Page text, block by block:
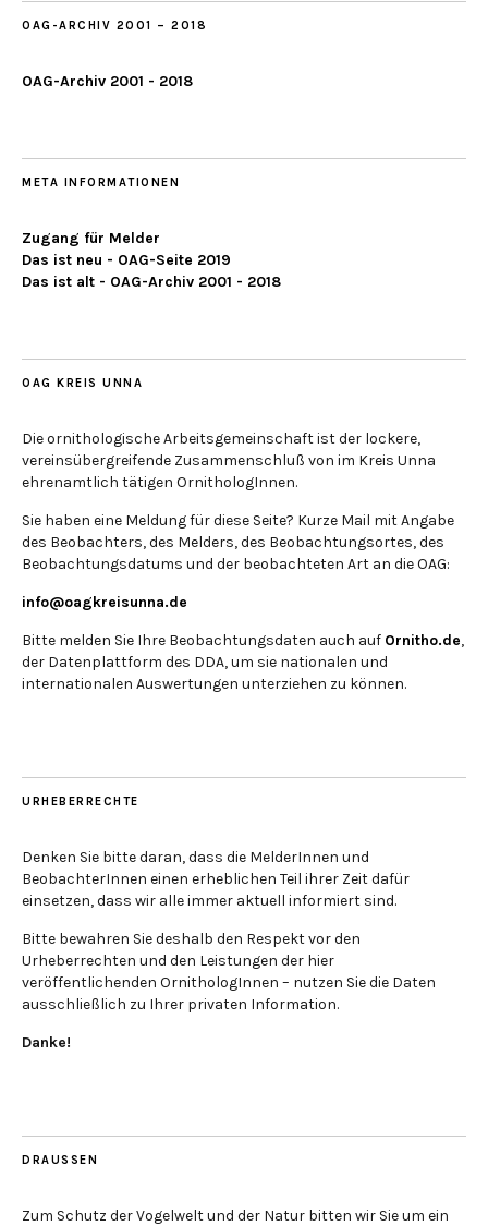
OAG-ARCHIV 2001 – 2018
OAG-Archiv 2001 - 2018
META INFORMATIONEN
Zugang für Melder
Das ist neu - OAG-Seite 2019
Das ist alt - OAG-Archiv 2001 - 2018
OAG KREIS UNNA
Die ornithologische Arbeitsgemeinschaft ist der lockere,
vereinsübergreifende Zusammenschluß von im Kreis Unna
ehrenamtlich tätigen OrnithologInnen.
Sie haben eine Meldung für diese Seite? Kurze Mail mit Angabe
des Beobachters, des Melders, des Beobachtungsortes, des
Beobachtungsdatums und der beobachteten Art an die OAG:
info@oagkreisunna.de
Bitte melden Sie Ihre Beobachtungsdaten auch auf Ornitho.de,
der Datenplattform des DDA, um sie nationalen und
internationalen Auswertungen unterziehen zu können.
URHEBERRECHTE
Denken Sie bitte daran, dass die MelderInnen und
BeobachterInnen einen erheblichen Teil ihrer Zeit dafür
einsetzen, dass wir alle immer aktuell informiert sind.
Bitte bewahren Sie deshalb den Respekt vor den
Urheberrechten und den Leistungen der hier
veröffentlichenden OrnithologInnen – nutzen Sie die Daten
ausschließlich zu Ihrer privaten Information.
Danke!
DRAUSSEN
Zum Schutz der Vogelwelt und der Natur bitten wir Sie um ein